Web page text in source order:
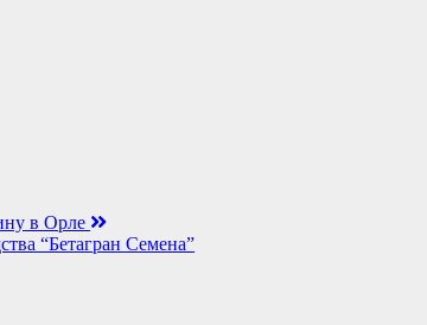
в Орле
“Бетагран Семена”